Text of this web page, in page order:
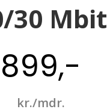
30 Mbit
899,-
kr./mdr.